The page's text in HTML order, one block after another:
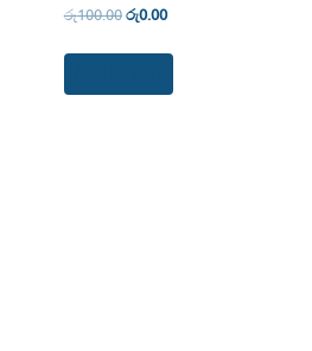
රු100.00 රු0.00